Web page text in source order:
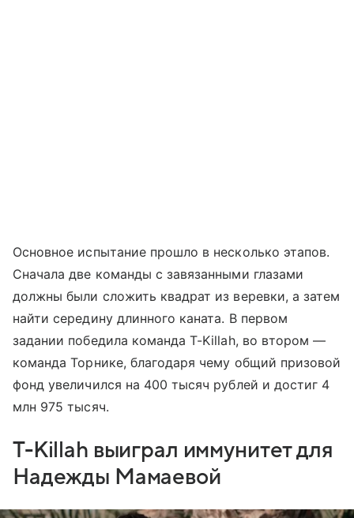
Основное испытание прошло в несколько этапов.
Сначала две команды с завязанными глазами
должны были сложить квадрат из веревки, а затем
найти середину длинного каната. В первом
задании победила команда T-Killah, во втором —
команда Торнике, благодаря чему общий призовой
фонд увеличился на 400 тысяч рублей и достиг 4
млн 975 тысяч.
T-Killah выиграл иммунитет для
Надежды Мамаевой